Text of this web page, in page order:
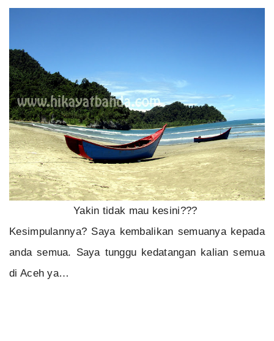
Yakin tidak mau kesini???
Kesimpulannya? Saya kembalikan semuanya kepada
anda semua. Saya tunggu kedatangan kalian semua
di Aceh ya…